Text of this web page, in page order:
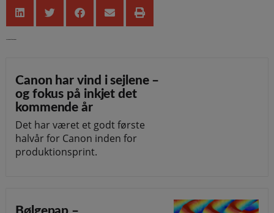
Canon har vind i sejlene –
og fokus på inkjet det
kommende år
Det har været et godt første
halvår for Canon inden for
produktionsprint.